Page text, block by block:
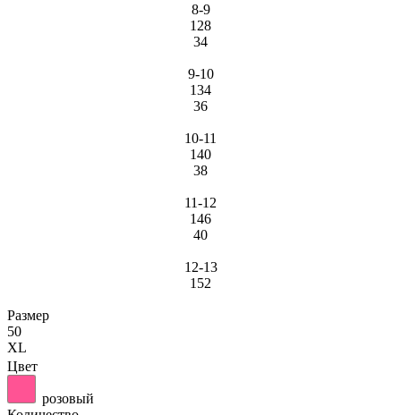
8-9
128
34
9-10
134
36
10-11
140
38
11-12
146
40
12-13
152
Размер
50
XL
Цвет
розовый